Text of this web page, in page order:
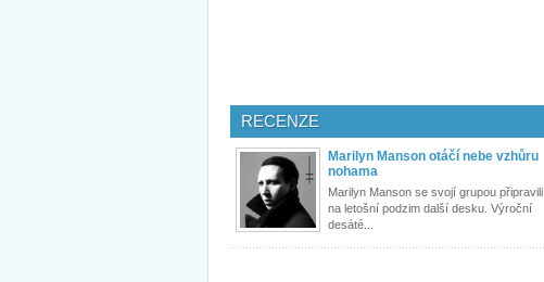
RECENZE
Marilyn Manson otáčí nebe vzhůru
nohama
Marilyn Manson se svojí grupou připravili
na letošní podzim další desku. Výroční
desáté...